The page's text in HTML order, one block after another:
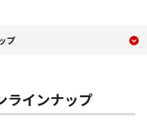
エデュケーションラインナ
プ
ラインナップ